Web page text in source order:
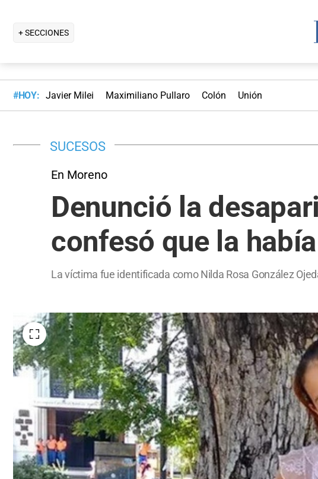
+ SECCIONES
#HOY: Javier Milei Maximiliano Pullaro Colón Unión
SUCESOS
En Moreno
Denunció la
confesó que la
La víctima fue identificada como Nilda Rosa González